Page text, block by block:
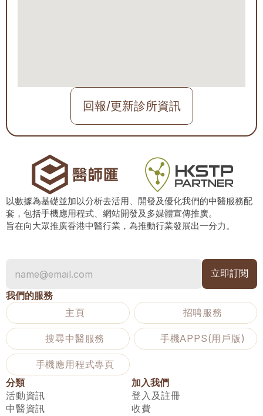
回報/更新診所資訊
以數據為基礎並加以分析去活用、開發及優化我們的中醫服務配
套，包括手機應用程式、網站開發及多媒體宣傳推廣。
旨在向大眾推廣香港中醫行業，為推動行業發展出一分力。
我們的服務
主頁
招聘服務
搜尋中醫服務 手機APPS(用戶版)
手機應用程式專頁
分類
活動資訊
中醫資訊
加入我們
登入及註冊
收費